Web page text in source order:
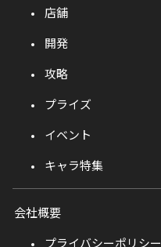
店舗
開発
攻略
プライズ
イベント
キャラ特集
会社概要
プライバシーポリシー